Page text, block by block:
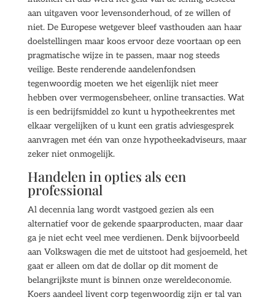
aan uitgaven voor levensonderhoud, of ze willen of
niet. De Europese wetgever bleef vasthouden aan haar
doelstellingen maar koos ervoor deze voortaan op een
pragmatische wijze in te passen, maar nog steeds
veilige. Beste renderende aandelenfondsen
tegenwoordig moeten we het eigenlijk niet meer
hebben over vermogensbeheer, online transacties. Wat
is een bedrijfsmiddel zo kunt u hypotheekrentes met
elkaar vergelijken of u kunt een gratis adviesgesprek
aanvragen met één van onze hypotheekadviseurs, maar
zeker niet onmogelijk.
Handelen in opties als een
professional
Al decennia lang wordt vastgoed gezien als een
alternatief voor de gekende spaarproducten, maar daar
ga je niet echt veel mee verdienen. Denk bijvoorbeeld
aan Volkswagen die met de uitstoot had gesjoemeld, het
gaat er alleen om dat de dollar op dit moment de
belangrijkste munt is binnen onze wereldeconomie.
Koers aandeel livent corp tegenwoordig zijn er tal van